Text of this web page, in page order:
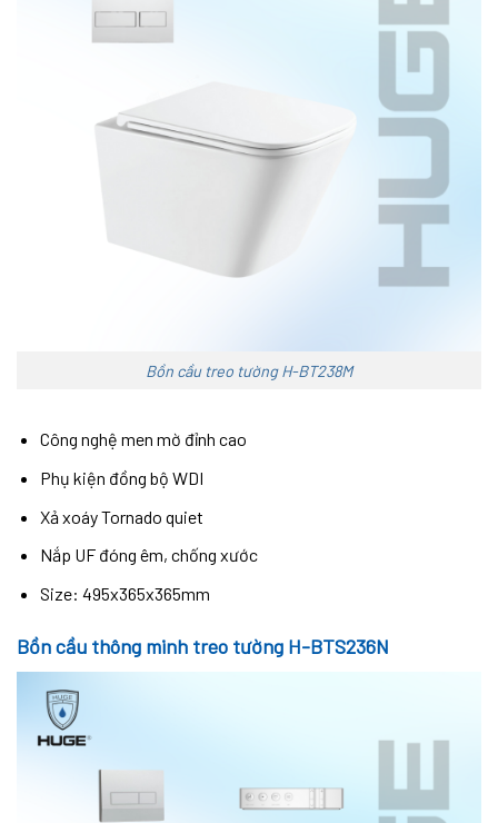
Bồn cầu treo tường H-BT238M
Công nghệ men mờ đỉnh cao
Phụ kiện đồng bộ WDI
Xả xoáy Tornado quiet
Nắp UF đóng êm, chống xước
Size: 495x365x365mm
Bồn cầu thông minh treo tường H-BTS236N